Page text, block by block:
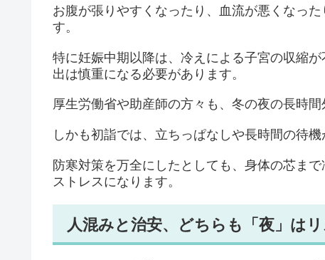
お腹が張りやすくなったり、血流が悪くなっ
す。
特に妊娠中期以降は、冷えによる子宮の収縮
出は慎重になる必要があります。
厚生労働省や助産師の方々も、冬の夜の長時
しかも初詣では、立ちっぱなしや長時間の待機
防寒対策を万全にしたとしても、身体の芯ま
ストレスになります。
人混みと治安、どちらも「夜」は